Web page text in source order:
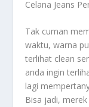
Celana Jeans
Tak cuman
waktu, warna
terlihat clean
anda ingin
lagi
Bisa jadi,